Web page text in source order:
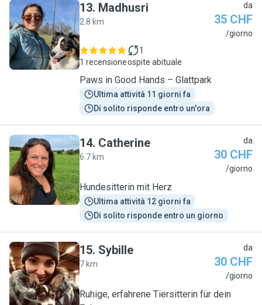
M
13. Madhusri
2.8 km
da
35 CHF
/giorno
1 recensione
1
ospite abituale
Paws in Good Hands – Glattpark
Ultima attività 11 giorni fa
Di solito risponde entro un'ora
C
14. Catherine
6.7 km
da
30 CHF
/giorno
Hundesitterin mit Herz
Ultima attività 12 giorni fa
Di solito risponde entro un giorno
S
15. Sybille
7 km
da
30 CHF
/giorno
Ruhige, erfahrene Tiersitterin für dein